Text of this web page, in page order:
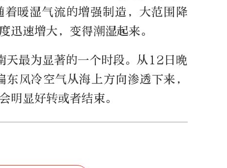
暖湿气流的增强制造，大范围降
迅速增大，变得潮湿起来。
最为显著的一个时段。从12日晚
风冷空气从海上方向渗透下来，
明显好转或者结束。